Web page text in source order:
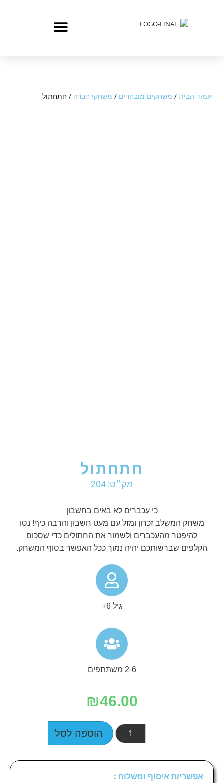
עמוד הבית / משחקים מובחרים / משחקי חברה / חתחתול
חתחתול
מק״ט: 204
כי עכברים לא באים בחשבון
משחק המשלב זכרון ומזל עם מעט חשבון והרבה כיף! נסו
להיפטר מהעכברים ולשמור את החתולים כדי שסכום
הקלפים שברשותכם יהיה נמוך ככל האפשר בסוף המשחק.
גיל 6+
2-6 משתתפים
₪46.00
הוספה לסל
אפשריות איסוף ומשלוח :